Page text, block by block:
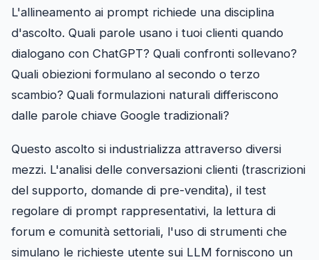
L'allineamento ai prompt richiede una disciplina
d'ascolto. Quali parole usano i tuoi clienti quando
dialogano con ChatGPT? Quali confronti sollevano?
Quali obiezioni formulano al secondo o terzo
scambio? Quali formulazioni naturali differiscono
dalle parole chiave Google tradizionali?
Questo ascolto si industrializza attraverso diversi
mezzi. L'analisi delle conversazioni clienti (trascrizioni
del supporto, domande di pre-vendita), il test
regolare di prompt rappresentativi, la lettura di
forum e comunità settoriali, l'uso di strumenti che
simulano le richieste utente sui LLM forniscono un